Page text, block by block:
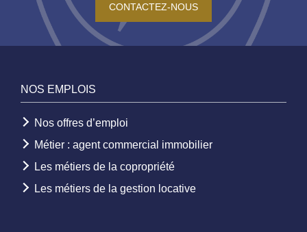
CONTACTEZ-NOUS
NOS EMPLOIS
Nos offres d’emploi
Métier : agent commercial immobilier
Les métiers de la copropriété
Les métiers de la gestion locative